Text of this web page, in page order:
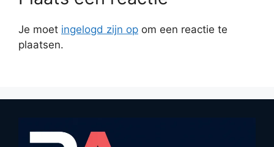
Je moet ingelogd zijn op om een reactie te
plaatsen.